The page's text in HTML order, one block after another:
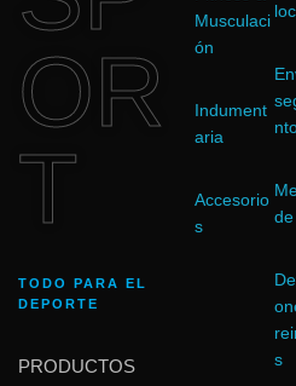
OR
T
TODO PARA EL
DEPORTE
PRODUCTOS
Musculaci
ón
Indument
aria
Accesorio
s
s